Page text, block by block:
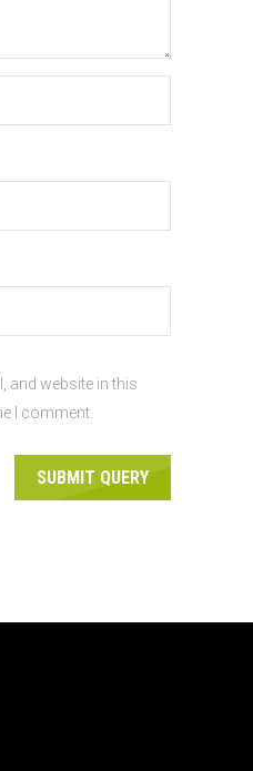
and website in this
I comment.